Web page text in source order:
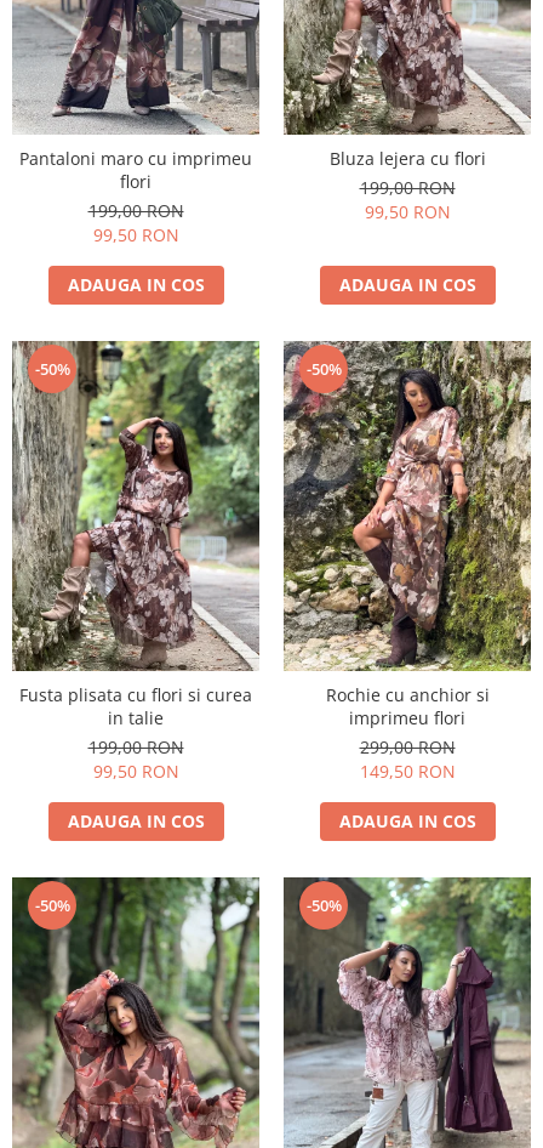
Pantaloni maro cu imprimeu
flori
199,00 RON
99,50 RON
ADAUGA IN COS
Bluza lejera cu flori
199,00 RON
99,50 RON
ADAUGA IN COS
-50%
Fusta plisata cu flori si curea
in talie
199,00 RON
99,50 RON
ADAUGA IN COS
-50%
Rochie cu anchior si
imprimeu flori
299,00 RON
149,50 RON
ADAUGA IN COS
-50% -50%